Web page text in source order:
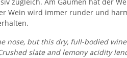
Wein wird immer runder und
nose, but this dry, full-bodied
slate and lemony acidity